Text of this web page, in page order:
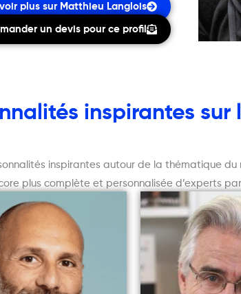
plus sur Matthieu Langlois
un devis pour ce profil
inspirantes
inspirantes autour de la thématique
plus complète et personnalisée d’experts